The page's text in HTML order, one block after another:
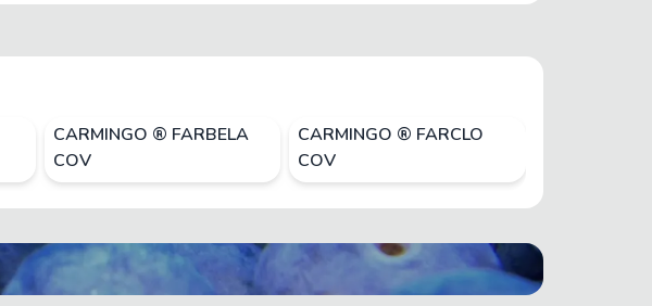
CARMINGO ® FARBELA
COV
CARMINGO ® FARCLO
COV